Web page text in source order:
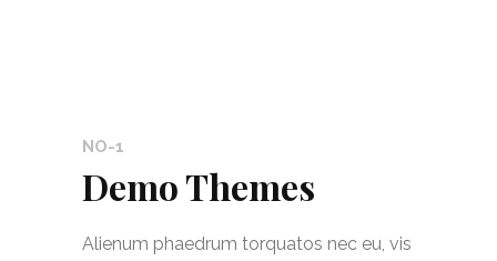
NO-1
Demo Themes
Alienum phaedrum torquatos nec eu, vis